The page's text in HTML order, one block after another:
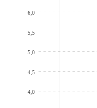
4,0
4,5
5,0
5,5
6,0